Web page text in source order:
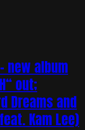
– new album
out;
Dreams and
Kam Lee)